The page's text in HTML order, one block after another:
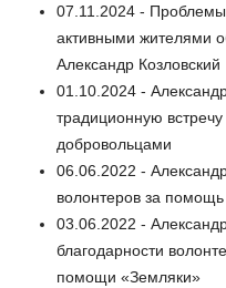
07.11.2024 -
активными жителями
Александр Козловский
01.10.2024 -
традиционную встречу
добровольцами
06.06.2022 -
волонтеров за
03.06.2022 -
благодарности
помощи «Земляки»